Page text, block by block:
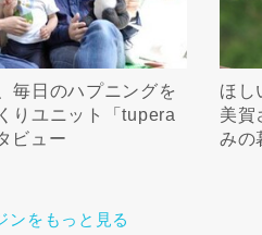
毎日のハプニングを
りユニット「tupera
ビュー
ほし
美賀
みの
ンをもっと見る